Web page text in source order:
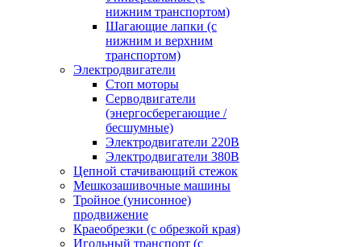
нижним транспортом)
Шагающие лапки (с
нижним и верхним
транспортом)
Электродвигатели
Стоп моторы
Серводвигатели
(энергосберегающие /
бесшумные)
Электродвигатели 220В
Электродвигатели 380В
Цепной стачивающий стежок
Мешкозашивочные машины
Тройное (унисонное)
продвижение
Краеобрезки (с обрезкой края)
Игольный транспорт (с